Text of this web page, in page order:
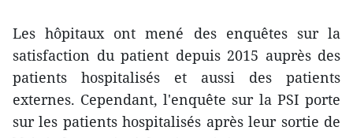
Les hôpitaux ont mené des enquêtes sur la
satisfaction du patient depuis 2015 auprès des
patients hospitalisés et aussi des patients
externes. Cependant, l'enquête sur la PSI porte
sur les patients hospitalisés après leur sortie de